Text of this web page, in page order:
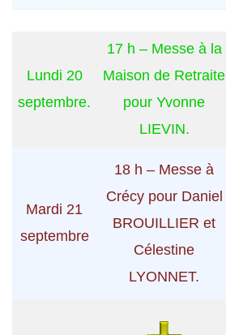
Lundi 20
septembre.
17 h – Messe à la
Maison de Retraite
pour Yvonne
LIEVIN.
Mardi 21
septembre
18 h – Messe à
Crécy pour Daniel
BROUILLIER et
Célestine
LYONNET.